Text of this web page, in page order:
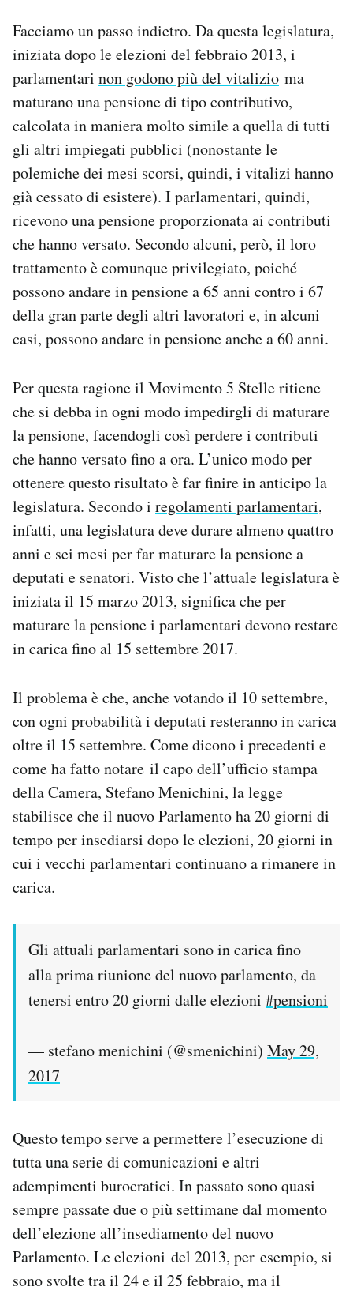
Facciamo un passo indietro. Da questa legislatura,
iniziata dopo le elezioni del febbraio 2013, i
parlamentari non godono più del vitalizio ma
maturano una pensione di tipo contributivo,
calcolata in maniera molto simile a quella di tutti
gli altri impiegati pubblici (nonostante le
polemiche dei mesi scorsi, quindi, i vitalizi hanno
già cessato di esistere). I parlamentari, quindi,
ricevono una pensione proporzionata ai contributi
che hanno versato. Secondo alcuni, però, il loro
trattamento è comunque privilegiato, poiché
possono andare in pensione a 65 anni contro i 67
della gran parte degli altri lavoratori e, in alcuni
casi, possono andare in pensione anche a 60 anni.
Per questa ragione il Movimento 5 Stelle ritiene
che si debba in ogni modo impedirgli di maturare
la pensione, facendogli così perdere i contributi
che hanno versato fino a ora. L’unico modo per
ottenere questo risultato è far finire in anticipo la
legislatura. Secondo i regolamenti parlamentari,
infatti, una legislatura deve durare almeno quattro
anni e sei mesi per far maturare la pensione a
deputati e senatori. Visto che l’attuale legislatura è
iniziata il 15 marzo 2013, significa che per
maturare la pensione i parlamentari devono restare
in carica fino al 15 settembre 2017.
Il problema è che, anche votando il 10 settembre,
con ogni probabilità i deputati resteranno in carica
oltre il 15 settembre. Come dicono i precedenti e
come ha fatto notare il capo dell’ufficio stampa
della Camera, Stefano Menichini, la legge
stabilisce che il nuovo Parlamento ha 20 giorni di
tempo per insediarsi dopo le elezioni, 20 giorni in
cui i vecchi parlamentari continuano a rimanere in
carica.
Gli attuali parlamentari sono in carica fino
alla prima riunione del nuovo parlamento, da
tenersi entro 20 giorni dalle elezioni #pensioni
— stefano menichini (@smenichini) May 29,
2017
Questo tempo serve a permettere l’esecuzione di
tutta una serie di comunicazioni e altri
adempimenti burocratici. In passato sono quasi
sempre passate due o più settimane dal momento
dell’elezione all’insediamento del nuovo
Parlamento. Le elezioni del 2013, per esempio, si
sono svolte tra il 24 e il 25 febbraio, ma il